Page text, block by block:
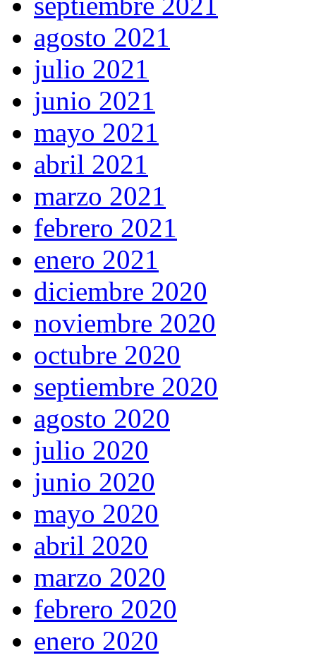
agosto 2021
julio 2021
junio 2021
mayo 2021
abril 2021
marzo 2021
febrero 2021
enero 2021
diciembre 2020
noviembre 2020
octubre 2020
septiembre 2020
agosto 2020
julio 2020
junio 2020
mayo 2020
abril 2020
marzo 2020
febrero 2020
enero 2020